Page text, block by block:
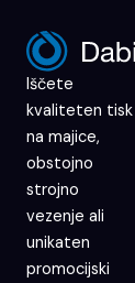
Iščete
kvaliteten tisk
na majice,
obstojno
strojno
vezenje ali
unikaten
promocijski